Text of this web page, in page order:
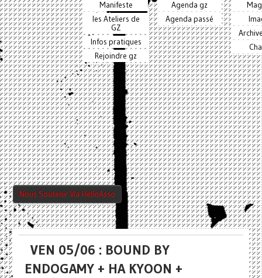
Manifeste
les Ateliers de
GZ
Infos pratiques
Rejoindre gz
Agenda gz
Agenda passé
Nous Soutenir Via HelloAsso
VEN 05/06 : BOUND BY
ENDOGAMY + HA KYOON +